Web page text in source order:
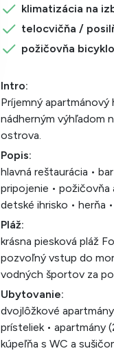
klimatizácia na
telocvičňa /
požičovňa
Intro:
Príjemný
nádherným výhľadom
ostrova.
Popis:
hlavná reštaurácia •
pripojenie • požičovňa
detské ihrisko • herňa
Pláž:
krásna piesková pláž
pozvoľný vstup do
vodných športov za
Ubytovanie:
dvojlôžkové
prísteliek • apartmány
kúpeľňa s WC a